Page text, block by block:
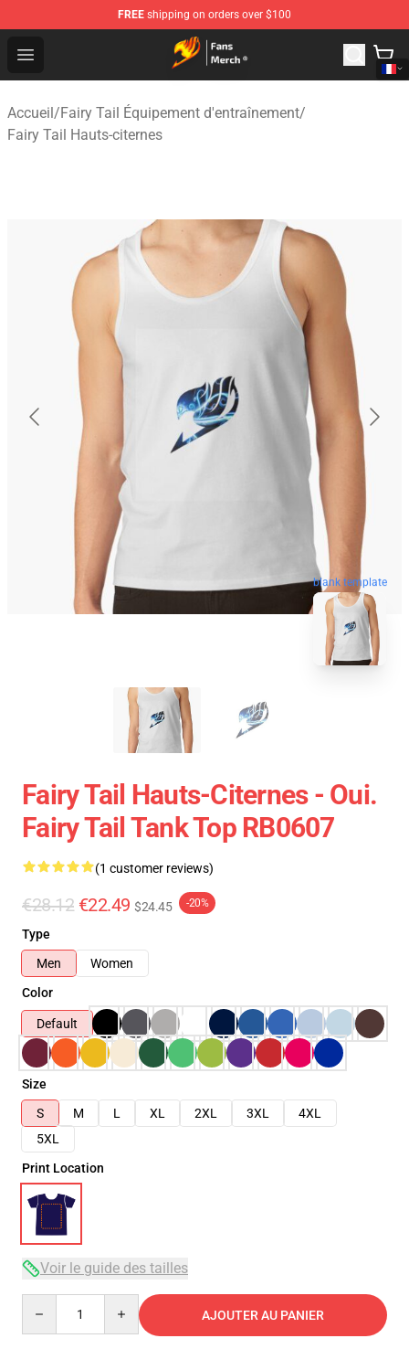
FREE shipping on orders over $100
Open menu
Fairy Tail Store - Official Fairy Tail Merchandise Shop
Accueil/Fairy Tail Équipement d'entraînement/
Fairy Tail Hauts-citernes
blank template
Fairy Tail Hauts-Citernes - Oui.
Fairy Tail Tank Top RB0607
(1 customer reviews)
€28.12 €22.49 $24.45 -20%
Type
Men
Women
Color
Default
Size
S
M L XL 2XL 3XL
4XL
5XL
Print Location
Voir le guide des tailles
AJOUTER AU PANIER